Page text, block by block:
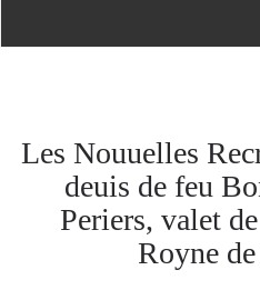
Les Nouuelles
deuis de feu
Periers, valet
Royne